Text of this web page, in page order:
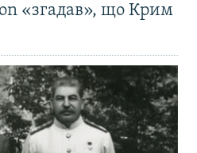
«згадав», що Крим